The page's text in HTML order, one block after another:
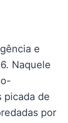
e
Naquele
picada de
por